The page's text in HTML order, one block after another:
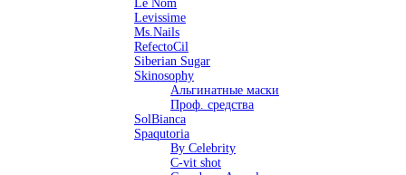
Le Nom
Levissime
Ms.Nails
RefectoCil
Siberian Sugar
Skinosophy
Альгинатные маски
Проф. средства
SolBianca
Spaqutoria
By Celebrity
C-vit shot